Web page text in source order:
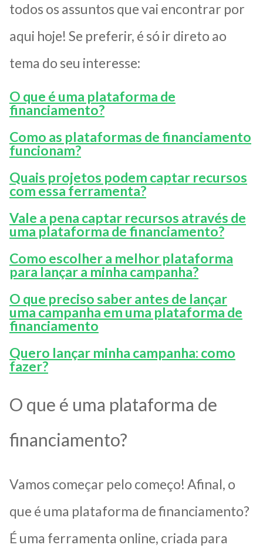
todos os assuntos que vai encontrar por
aqui hoje! Se preferir, é só ir direto ao
tema do seu interesse:
O que é uma plataforma de
financiamento?
Como as plataformas de financiamento
funcionam?
Quais projetos podem captar recursos
com essa ferramenta?
Vale a pena captar recursos através de
uma plataforma de financiamento?
Como escolher a melhor plataforma
para lançar a minha campanha?
O que preciso saber antes de lançar
uma campanha em uma plataforma de
financiamento
Quero lançar minha campanha: como
fazer?
O que é uma plataforma de
financiamento?
Vamos começar pelo começo! Afinal, o
que é uma plataforma de financiamento?
É uma ferramenta online, criada para